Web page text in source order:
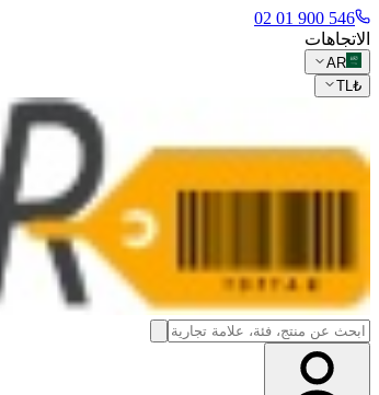
546 900 01 02
الاتجاهات
AR
₺
TL